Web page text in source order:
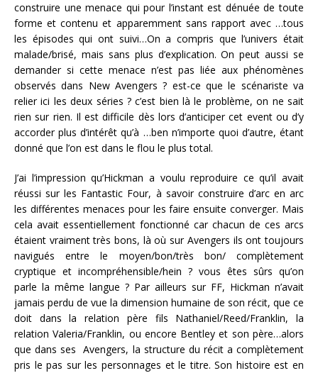
construire une menace qui pour l’instant est dénuée de toute
forme et contenu et apparemment sans rapport avec …tous
les épisodes qui ont suivi…On a compris que l’univers était
malade/brisé, mais sans plus d’explication. On peut aussi se
demander si cette menace n’est pas liée aux phénomènes
observés dans New Avengers ? est-ce que le scénariste va
relier ici les deux séries ? c’est bien là le problème, on ne sait
rien sur rien. Il est difficile dès lors d’anticiper cet event ou d’y
accorder plus d’intérêt qu’à …ben n’importe quoi d’autre, étant
donné que l’on est dans le flou le plus total.
J’ai l’impression qu’Hickman a voulu reproduire ce qu’il avait
réussi sur les Fantastic Four, à savoir construire d’arc en arc
les différentes menaces pour les faire ensuite converger. Mais
cela avait essentiellement fonctionné car chacun de ces arcs
étaient vraiment très bons, là où sur Avengers ils ont toujours
navigués entre le moyen/bon/très bon/ complètement
cryptique et incompréhensible/hein ? vous êtes sûrs qu’on
parle la même langue ? Par ailleurs sur FF, Hickman n’avait
jamais perdu de vue la dimension humaine de son récit, que ce
doit dans la relation père fils Nathaniel/Reed/Franklin, la
relation Valeria/Franklin, ou encore Bentley et son père…alors
que dans ses Avengers, la structure du récit a complètement
pris le pas sur les personnages et le titre. Son histoire est en